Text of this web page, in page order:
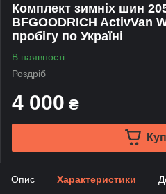
Комплект зимніх шин
BFGOODRICH ActivVan
пробігу по Україні
В наявності
Роздріб
4 000 ₴
Опис Характеристики